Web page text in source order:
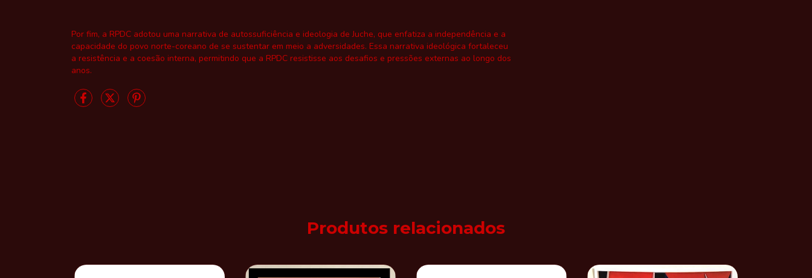
Por fim, a RPDC adotou uma narrativa de autossuficiência e ideologia de Juche, que enfatiza a independência e a
capacidade do povo norte-coreano de se sustentar em meio a adversidades. Essa narrativa ideológica fortaleceu
a resistência e a coesão interna, permitindo que a RPDC resistisse aos desafios e pressões externas ao longo dos
anos.
Produtos relacionados